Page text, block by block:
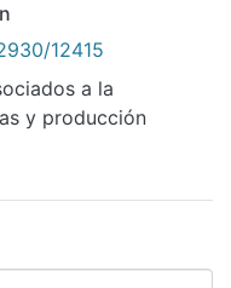
12415
a la
y producción